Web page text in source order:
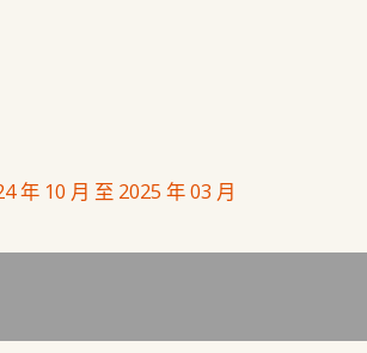
年 10 月 至 2025 年 03 月